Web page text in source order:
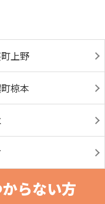
上野
椋本
らない方